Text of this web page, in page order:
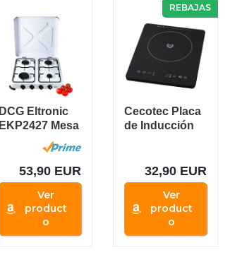
DCG Eltronic
EKP2427 Mesa
Encimera de
gas Blanco...
53,90 EUR
Ver
product
o
REBAJAS
Cecotec Placa
de Inducción
32,90 EUR
Ver
product
o